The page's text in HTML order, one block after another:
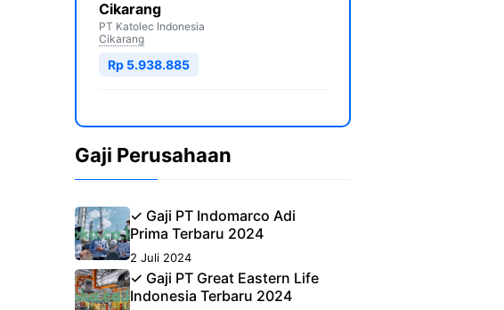
Cikarang
PT Katolec Indonesia
Cikarang
Rp 5.938.885
Gaji Perusahaan
✓ Gaji PT Indomarco Adi
Prima Terbaru 2024
2 Juli 2024
✓ Gaji PT Great Eastern Life
Indonesia Terbaru 2024